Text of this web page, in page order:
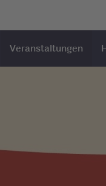
Veranstaltungen